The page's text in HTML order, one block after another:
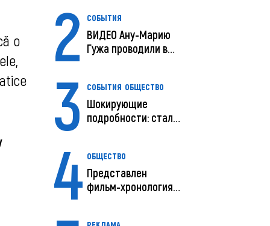
o
2 СОБЫТИЯ
ВИДЕО Ану-Марию
Гужа проводили в
3 СОБЫТИЯ ОБЩЕСТВО
Шокирующие
подробности: стали
4 ОБЩЕСТВО
Представлен
фильм-хронология